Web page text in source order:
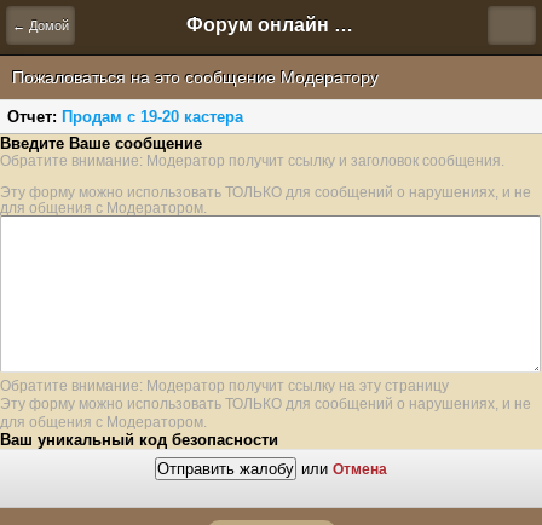
← Домой Форум онлайн игры "Новая Эра" (Нюра Биз)
Пожаловаться на это сообщение Модератору
Отчет: Продам с 19-20 кастера
Введите Ваше сообщение
Обратите внимание: Модератор получит ссылку и заголовок сообщения.
Эту форму можно использовать ТОЛЬКО для сообщений о нарушениях, и не
для общения с Модератором.
Обратите внимание: Модератор получит ссылку на эту страницу
Эту форму можно использовать ТОЛЬКО для сообщений о нарушениях, и не
для общения с Модератором.
Ваш уникальный код безопасности
или Отмена